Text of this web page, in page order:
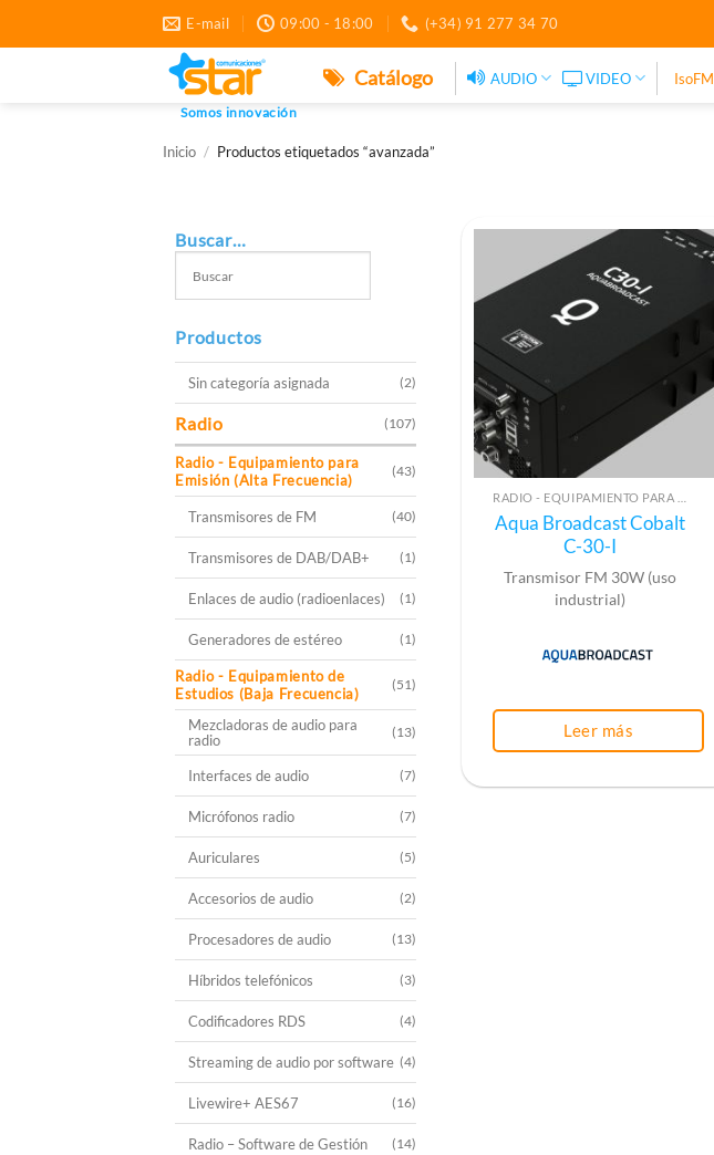
contenido
E-mail 09:00 - 18:00 (+34) 91 277 34 70
Somos innovación
Catálogo AUDIO VIDEO IsoFM
Inicio / Productos etiquetados “avanzada”
Buscar…
Productos
Sin categoría asignada (2)
Radio (107)
Radio - Equipamiento para
Emisión (Alta Frecuencia)
(43)
Transmisores de FM (40)
Transmisores de DAB/DAB+ (1)
Enlaces de audio (radioenlaces) (1)
Generadores de estéreo (1)
Radio - Equipamiento de
Estudios (Baja Frecuencia)
(51)
Mezcladoras de audio para
radio
(13)
Interfaces de audio (7)
Micrófonos radio (7)
Auriculares (5)
Accesorios de audio (2)
Procesadores de audio (13)
Híbridos telefónicos (3)
Codificadores RDS (4)
Streaming de audio por software (4)
Livewire+ AES67 (16)
Radio – Software de Gestión (14)
Aqua Broadcast Cobalt
C-30-I
Transmisor FM 30W (uso
industrial)
Leer más